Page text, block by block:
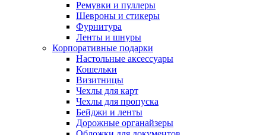
Ремувки и пуллеры
Шевроны и стикеры
Фурнитура
Ленты и шнуры
Корпоративные подарки
Настольные аксессуары
Кошельки
Визитницы
Чехлы для карт
Чехлы для пропуска
Бейджи и ленты
Дорожные органайзеры